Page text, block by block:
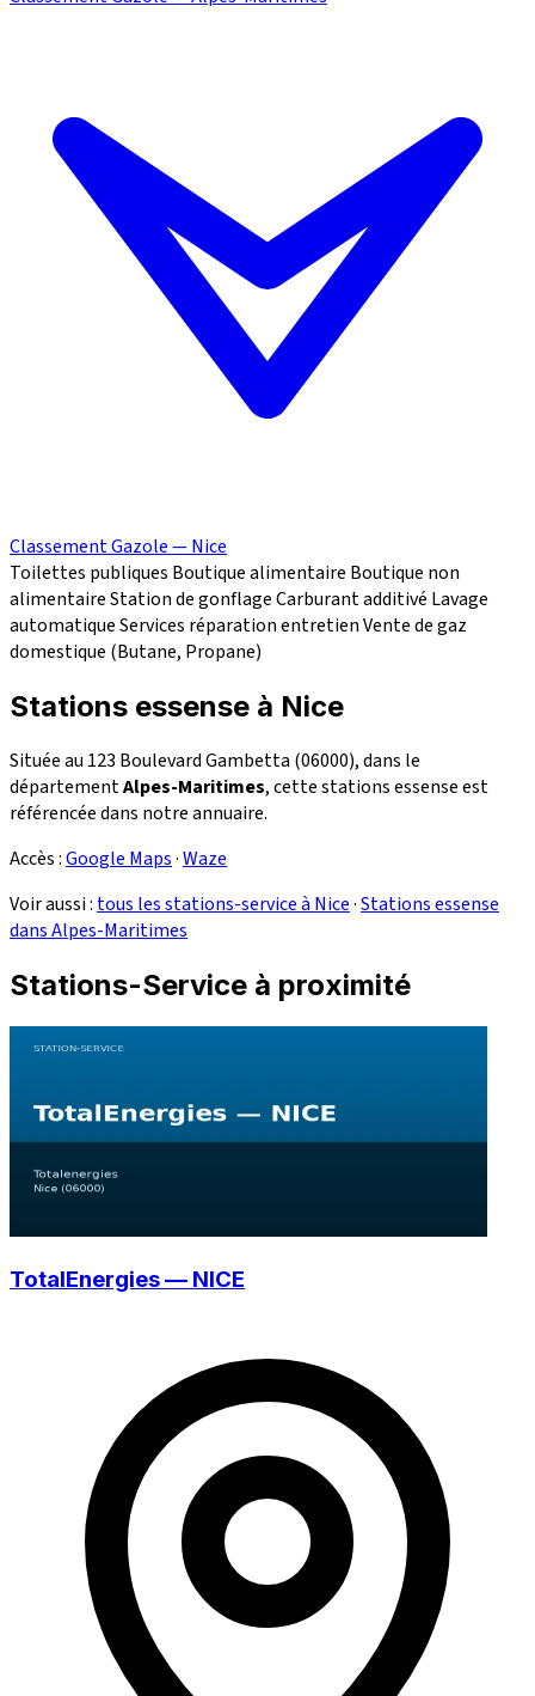
Classement Gazole — Nice
Toilettes publiques Boutique alimentaire Boutique non
alimentaireStation de gonflageCarburant additivé Lavage
automatiqueServices réparationentretienVente de gaz
domestique (Butane, Propane)
Stations essense à Nice
Située au 123 Boulevard Gambetta (06000), dans le
départementAlpes-Maritimes, cette stations essense est
référencée dans notre annuaire.
Accès :Google Maps·Waze
Voir aussi : tous les stations-service à Nice·Stations essense
dans Alpes-Maritimes
Stations-Service à proximité
TotalEnergies — NICE